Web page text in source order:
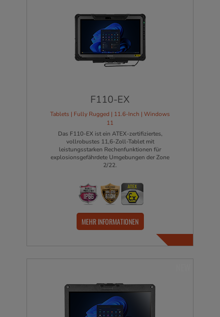
F110-EX
Tablets | Fully Rugged | 11.6-Inch | Windows
11
Das F110-EX ist ein ATEX-zertifiziertes,
vollrobustes 11,6-Zoll-Tablet mit
leistungsstarken Rechenfunktionen für
explosionsgefährdete Umgebungen der Zone
2/22.
MEHR INFORMATIONEN